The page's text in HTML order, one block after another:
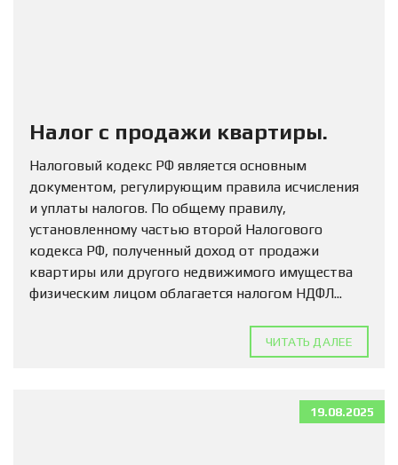
Налог с продажи квартиры.
Налоговый кодекс РФ является основным
документом, регулирующим правила исчисления
и уплаты налогов. По общему правилу,
установленному частью второй Налогового
кодекса РФ, полученный доход от продажи
квартиры или другого недвижимого имущества
физическим лицом облагается налогом НДФЛ...
ЧИТАТЬ ДАЛЕЕ
19.08.2025